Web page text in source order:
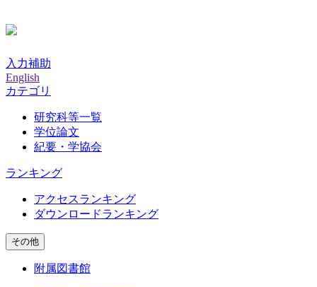
入力補助
English
カテゴリ
研究科等一覧
学位論文
紀要・学協会
ランキング
アクセスランキング
ダウンロードランキング
その他
附属図書館